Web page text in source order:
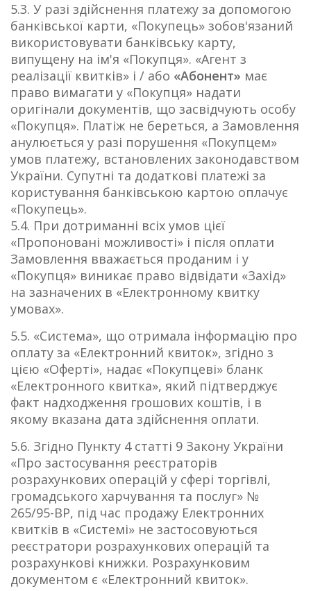
5.3. У разі здійснення платежу за допомогою
банківської карти, «Покупець» зобов'язаний
використовувати банківську карту,
випущену на ім'я «Покупця». «Агент з
реалізації квитків» і / або «Абонент» має
право вимагати у «Покупця» надати
оригінали документів, що засвідчують особу
«Покупця». Платіж не береться, а Замовлення
анулюється у разі порушення «Покупцем»
умов платежу, встановлених законодавством
України. Супутні та додаткові платежі за
користування банківською картою оплачує
«Покупець».
5.4. При дотриманні всіх умов цієї
«Пропоновані можливості» і після оплати
Замовлення вважається проданим і у
«Покупця» виникає право відвідати «Захід»
на зазначених в «Електронному квитку
умовах».
5.5. «Система», що отримала інформацію про
оплату за «Електронний квиток», згідно з
цією «Оферті», надає «Покупцеві» бланк
«Електронного квитка», який підтверджує
факт надходження грошових коштів, і в
якому вказана дата здійснення оплати.
5.6. Згідно Пункту 4 статті 9 Закону України
«Про застосування реєстраторів
розрахункових операцій у сфері торгівлі,
громадського харчування та послуг» №
265/95-ВР, під час продажу Електронних
квитків в «Системі» не застосовуються
реєстратори розрахункових операцій та
розрахункові книжки. Розрахунковим
документом є «Електронний квиток».